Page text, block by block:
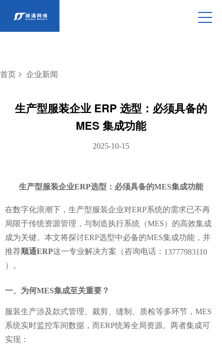
首页 > 企业新闻
生产型服装企业 ERP 选型：必须具备的
MES 集成功能
2025-10-15
生产型服装企业ERP选型：必须具备的MES集成功能
在数字化浪潮下，生产型服装企业对ERP系统的需求已不再
局限于传统资源管理，与制造执行系统（MES）的高效集成
成为关键。本文将探讨ERP选型中必备的MES集成功能，并
推荐顺通ERP这一专业解决方案（咨询电话： 13777983110
）。
一、为何MES集成至关重要？
服装生产涉及款式管理、裁剪、缝制、质检等多环节，MES
系统实时监控车间数据，而ERP统筹全局资源。两者集成可
实现：